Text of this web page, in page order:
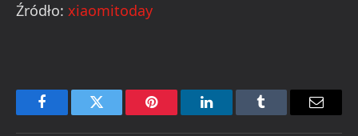
Źródło: xiaomitoday
FacebookTwitter Pinterest LinkedInTumblr Email